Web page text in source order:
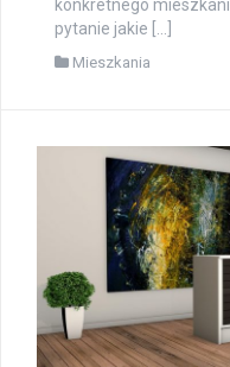
konkretnego
pytanie jakie […]
Mieszkania